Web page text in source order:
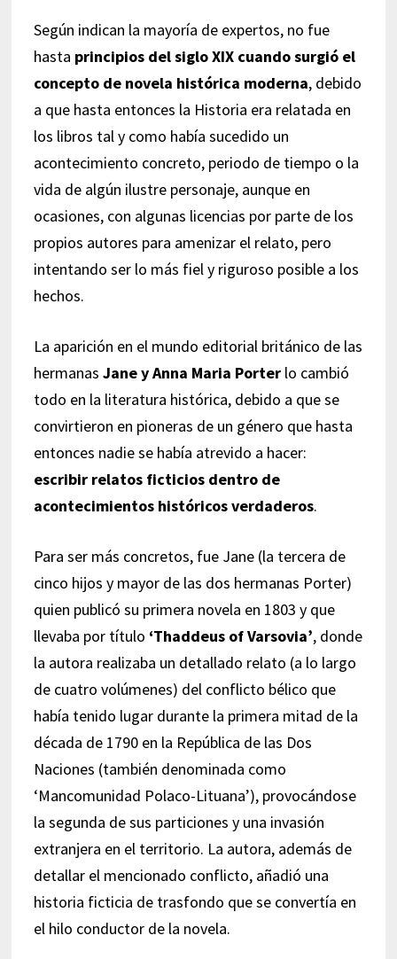
Según indican la mayoría de expertos, no fue
hasta principios del siglo XIX cuando surgió el
concepto de novela histórica moderna, debido
a que hasta entonces la Historia era relatada en
los libros tal y como había sucedido un
acontecimiento concreto, periodo de tiempo o la
vida de algún ilustre personaje, aunque en
ocasiones, con algunas licencias por parte de los
propios autores para amenizar el relato, pero
intentando ser lo más fiel y riguroso posible a los
hechos.
La aparición en el mundo editorial británico de las
hermanas Jane y Anna Maria Porterlo cambió
todo en la literatura histórica, debido a que se
convirtieron en pioneras de un género que hasta
entonces nadie se había atrevido a hacer:
escribir relatos ficticios dentro de
acontecimientos históricos verdaderos.
Para ser más concretos, fue Jane (la tercera de
cinco hijos y mayor de las dos hermanas Porter)
quien publicó su primera novela en 1803 y que
llevaba por título ‘Thaddeus of Varsovia’, donde
la autora realizaba un detallado relato (a lo largo
de cuatro volúmenes) del conflicto bélico que
había tenido lugar durante la primera mitad de la
década de 1790 en la República de las Dos
Naciones (también denominada como
‘Mancomunidad Polaco-Lituana’), provocándose
la segunda de sus particiones y una invasión
extranjera en el territorio. La autora, además de
detallar el mencionado conflicto, añadió una
historia ficticia de trasfondo que se convertía en
el hilo conductor de la novela.